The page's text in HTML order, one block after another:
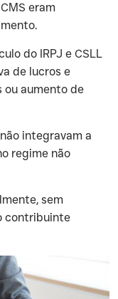
eram
do IRPJ e CSLL
de lucros e
ou aumento de
integravam a
regime não
sem
contribuinte